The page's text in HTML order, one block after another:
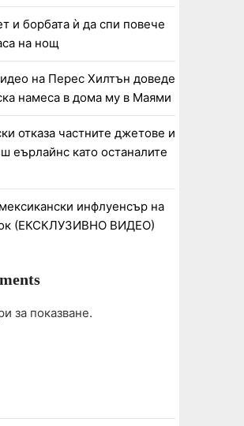
и борбата ѝ да спи повече
на нощ
на Перес Хилтън доведе
намеса в дома му в Маями
отказа частните джетове и
еърлайнс като останалите
инфлуенсър на
(ЕКСКЛУЗИВНО ВИДЕО)
за показване.